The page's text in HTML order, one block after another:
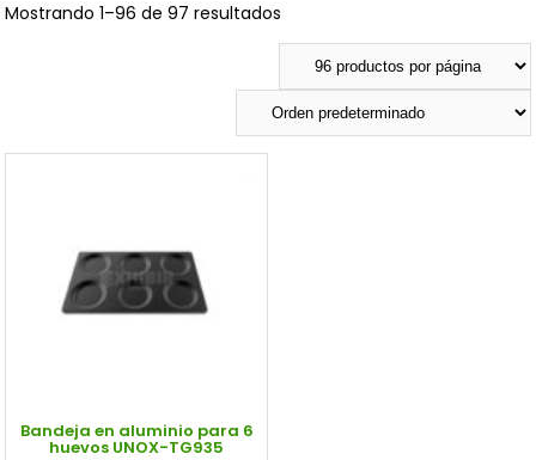
Voltaje
Voltaje
Mostrando 1–96 de 97 resultados
Bandeja en aluminio para 6
huevos UNOX-TG935